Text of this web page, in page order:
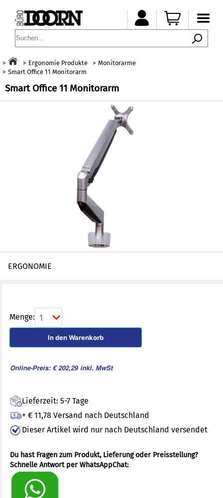
Ergonomie Produkte
Monitorarme
Smart Office 11 Monitorarm
Smart Office 11 Monitorarm
ERGONOMIE
Menge: 1
In den Warenkorb
Online-Preis: € 202,29 inkl. MwSt
Lieferzeit: 5-7 Tage
+ € 11,78 Versand nach Deutschland
Dieser Artikel wird nur nach Deutschland versendet
Du hast Fragen zum Produkt, Lieferung oder Preisstellung?
Schnelle Antwort per WhatsAppChat: